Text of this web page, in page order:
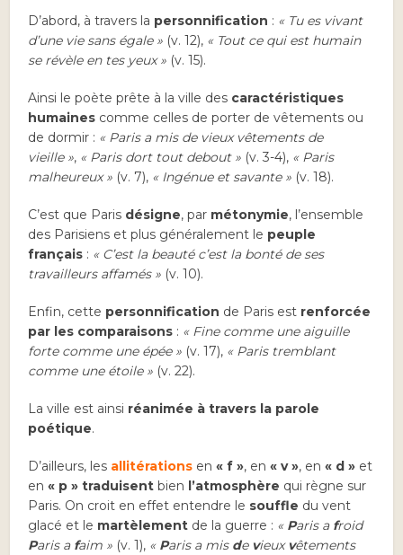
D’abord, à travers la personnification : « Tu es vivant
d’une vie sans égale » (v. 12), « Tout ce qui est humain
se révèle en tes yeux » (v. 15).
Ainsi le poète prête à la ville des caractéristiques
humaines comme celles de porter de vêtements ou
de dormir : « Paris a mis de vieux vêtements de
vieille », « Paris dort tout debout » (v. 3-4), « Paris
malheureux » (v. 7), « Ingénue et savante » (v. 18).
C’est que Paris désigne, par métonymie, l’ensemble
des Parisiens et plus généralement le peuple
français : « C’est la beauté c’est la bonté de ses
travailleurs affamés » (v. 10).
Enfin, cette personnification de Paris est renforcée
par les comparaisons : « Fine comme une aiguille
forte comme une épée » (v. 17), « Paris tremblant
comme une étoile » (v. 22).
La ville est ainsi réanimée à travers la parole
poétique.
D’ailleurs, les allitérations en « f », en « v », en « d » et
en « p » traduisent bien l’atmosphère qui règne sur
Paris. On croit en effet entendre le souffle du vent
glacé et le martèlement de la guerre : « Paris a froid
Paris a faim » (v. 1), « Paris a misde vieux vêtements